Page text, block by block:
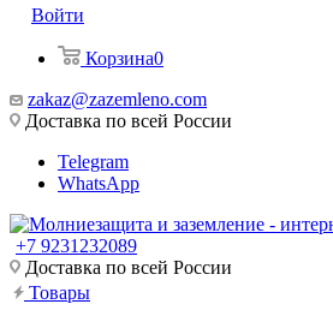
Войти
Корзина0
zakaz@zazemleno.com
Доставка по всей России
Telegram
WhatsApp
+7 9231232089
Доставка по всей России
Товары